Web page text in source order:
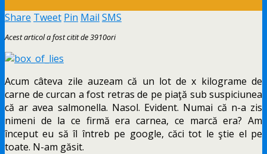
Share Tweet Pin Mail SMS
Acest articol a fost citit de 3910ori
Acum câteva zile auzeam că un lot de x kilograme de
carne de curcan a fost retras de pe piaţă sub suspiciunea
că ar avea salmonella. Nasol. Evident. Numai că n-a zis
nimeni de la ce firmă era carnea, ce marcă era? Am
început eu să îl întreb pe google, căci tot le ştie el pe
toate. N-am găsit.